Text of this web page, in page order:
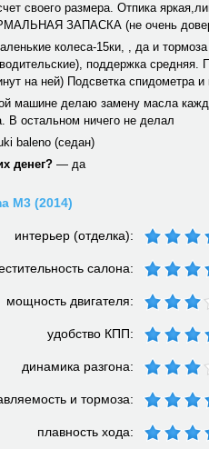
своего размера. Отпика
ЗАПАСКА (не очень
колеса-15ки, , да и
поддержка средняя.
на ней) Подсветка спидометра и
машине делаю замену масла
В остальном ничего не делал
baleno (седан)
денег? — да
M3 (2014)
интерьер (отделка):
салона:
мощность двигателя:
удобство КПП:
динамика разгона:
и тормоза:
плавность хода: